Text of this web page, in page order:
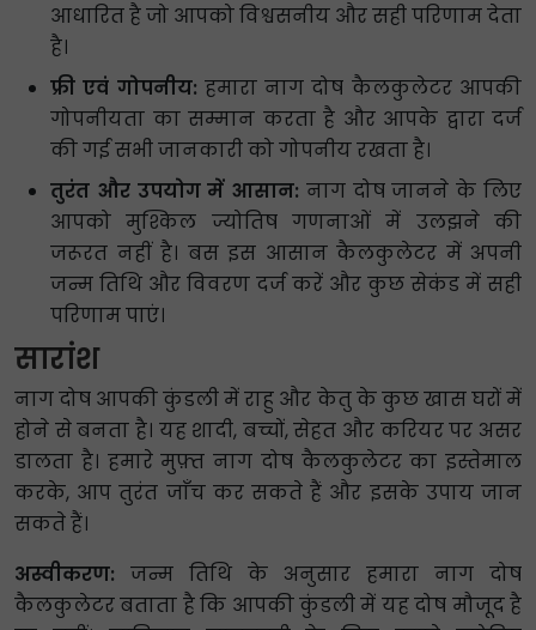
आधारित है जो आपको विश्वसनीय और सही परिणाम देता
है।
फ्री एवं गोपनीय: हमारा नाग दोष कैलकुलेटर आपकी
गोपनीयता का सम्मान करता है और आपके द्वारा दर्ज
की गई सभी जानकारी को गोपनीय रखता है।
तुरंत और उपयोग में आसान: नाग दोष जानने के लिए
आपको मुश्किल ज्योतिष गणनाओं में उलझने की
जरूरत नहीं है। बस इस आसान कैलकुलेटर में अपनी
जन्म तिथि और विवरण दर्ज करें और कुछ सेकंड में सही
परिणाम पाएं।
सारांश
नाग दोष आपकी कुंडली में राहु और केतु के कुछ खास घरों में
होने से बनता है। यह शादी, बच्चों, सेहत और करियर पर असर
डालता है। हमारे मुफ़्त नाग दोष कैलकुलेटर का इस्तेमाल
करके, आप तुरंत जाँच कर सकते हैं और इसके उपाय जान
सकते हैं।
अस्वीकरण: जन्म तिथि के अनुसार हमारा नाग दोष
कैलकुलेटर बताता है कि आपकी कुंडली में यह दोष मौजूद है